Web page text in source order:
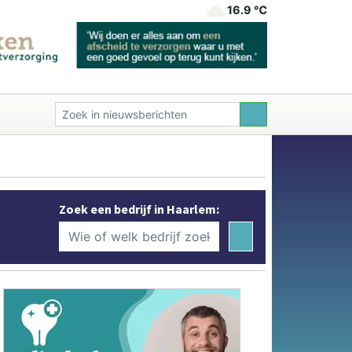
16.9 ℃
Zoek een bedrijf in Haarlem: